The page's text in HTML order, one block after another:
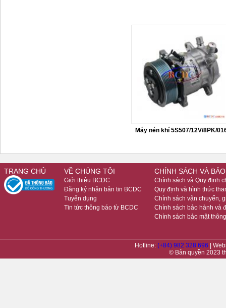
Máy nén khí 5S507/12V/8PK/
TRANG CHỦ VỀ CHÚNG TÔI
Giới thiệu BCDC
Đăng ký nhận bản tin BCDC
Tuyển dụng
Tin tức thông báo từ BCDC
CHÍNH SÁCH VÀ
Chính sách và Quy định
Quy định và hình thức
Chính sách vận chuyển,
Chính sách bảo hành và
Chính sách bảo mật
Hotline: (+84) 982 328 696
|
© Bản quyền 2023